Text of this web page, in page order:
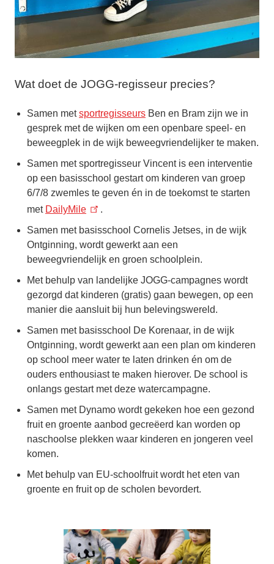
Wat doet de JOGG-regisseur precies?
Samen metsportregisseurs Ben en Bram zijn we in
gesprek met de wijken om een openbare speel- en
beweegplek in de wijk beweegvriendelijker te maken.
Samen met sportregisseur Vincent is een interventie
op een basisschool gestart om kinderen van groep
6/7/8 zwemles te geven én in de toekomst te starten
met DailyMile
.
Samen met basisschool Cornelis Jetses, in de wijk
Ontginning, wordt gewerkt aan een
beweegvriendelijk en groen schoolplein.
Met behulp van landelijke JOGG-campagnes wordt
gezorgd dat kinderen (gratis) gaan bewegen, op een
manier die aansluit bij hun belevingswereld.
Samen met basisschool De Korenaar, in de wijk
Ontginning, wordt gewerkt aan een plan om kinderen
op school meer water te laten drinken én om de
ouders enthousiast te maken hierover. De school is
onlangs gestart met deze watercampagne.
Samen met Dynamo wordt gekeken hoe een gezond
fruit en groente aanbod gecreëerd kan worden op
naschoolse plekken waar kinderen en jongeren veel
komen.
Met behulp van EU-schoolfruit wordt het eten van
groente en fruit op de scholen bevordert.